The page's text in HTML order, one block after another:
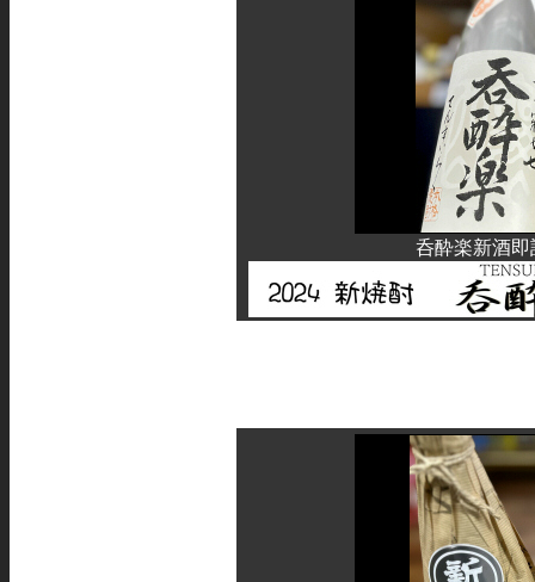
呑酔楽新酒